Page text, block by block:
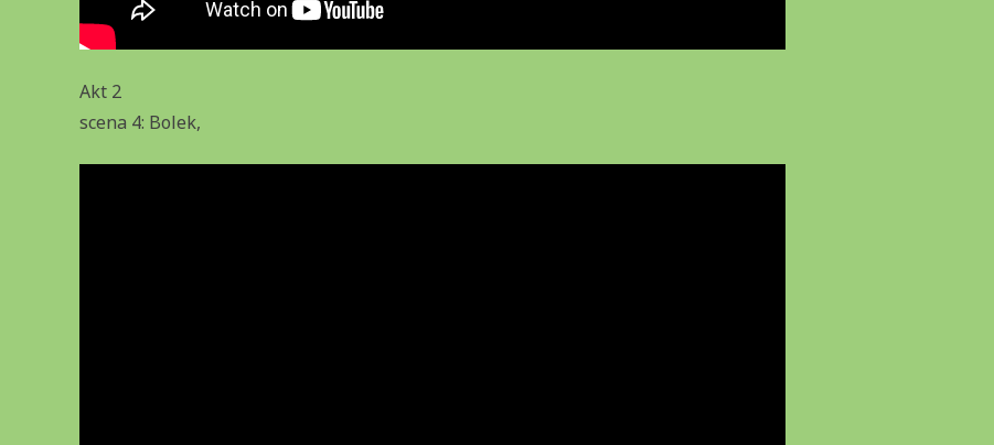
Akt 2
scena 4: Bolek,